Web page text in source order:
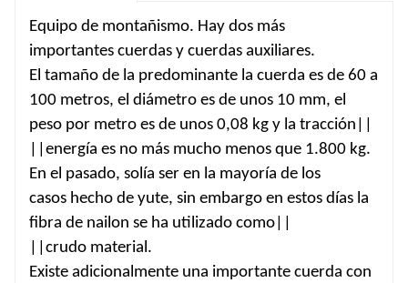
Equipo de montañismo. Hay dos más
importantes cuerdas y cuerdas auxiliares.
El tamaño de la predominante la cuerda es de 60 a
100 metros, el diámetro es de unos 10 mm, el
peso por metro es de unos 0,08 kg y la tracción||
||energía es no más mucho menos que 1.800 kg.
En el pasado, solía ser en la mayoría de los
casos hecho de yute, sin embargo en estos días la
fibra de nailon se ha utilizado como||
||crudo material.
Existe adicionalmente una importante cuerda con